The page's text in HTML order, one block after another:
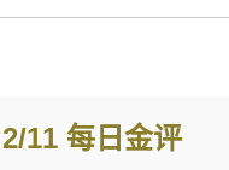
11 每日金评